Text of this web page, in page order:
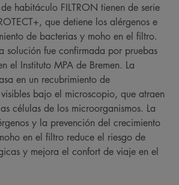
habitáculo FILTRON tienen de serie
que detiene los alérgenos e
de bacterias y moho en el filtro.
solución fue confirmada por pruebas
el Instituto MPA de Bremen. La
en un recubrimiento de
bajo el microscopio, que atraen
células de los microorganismos. La
y la prevención del crecimiento
en el filtro reduce el riesgo de
y mejora el confort de viaje en el